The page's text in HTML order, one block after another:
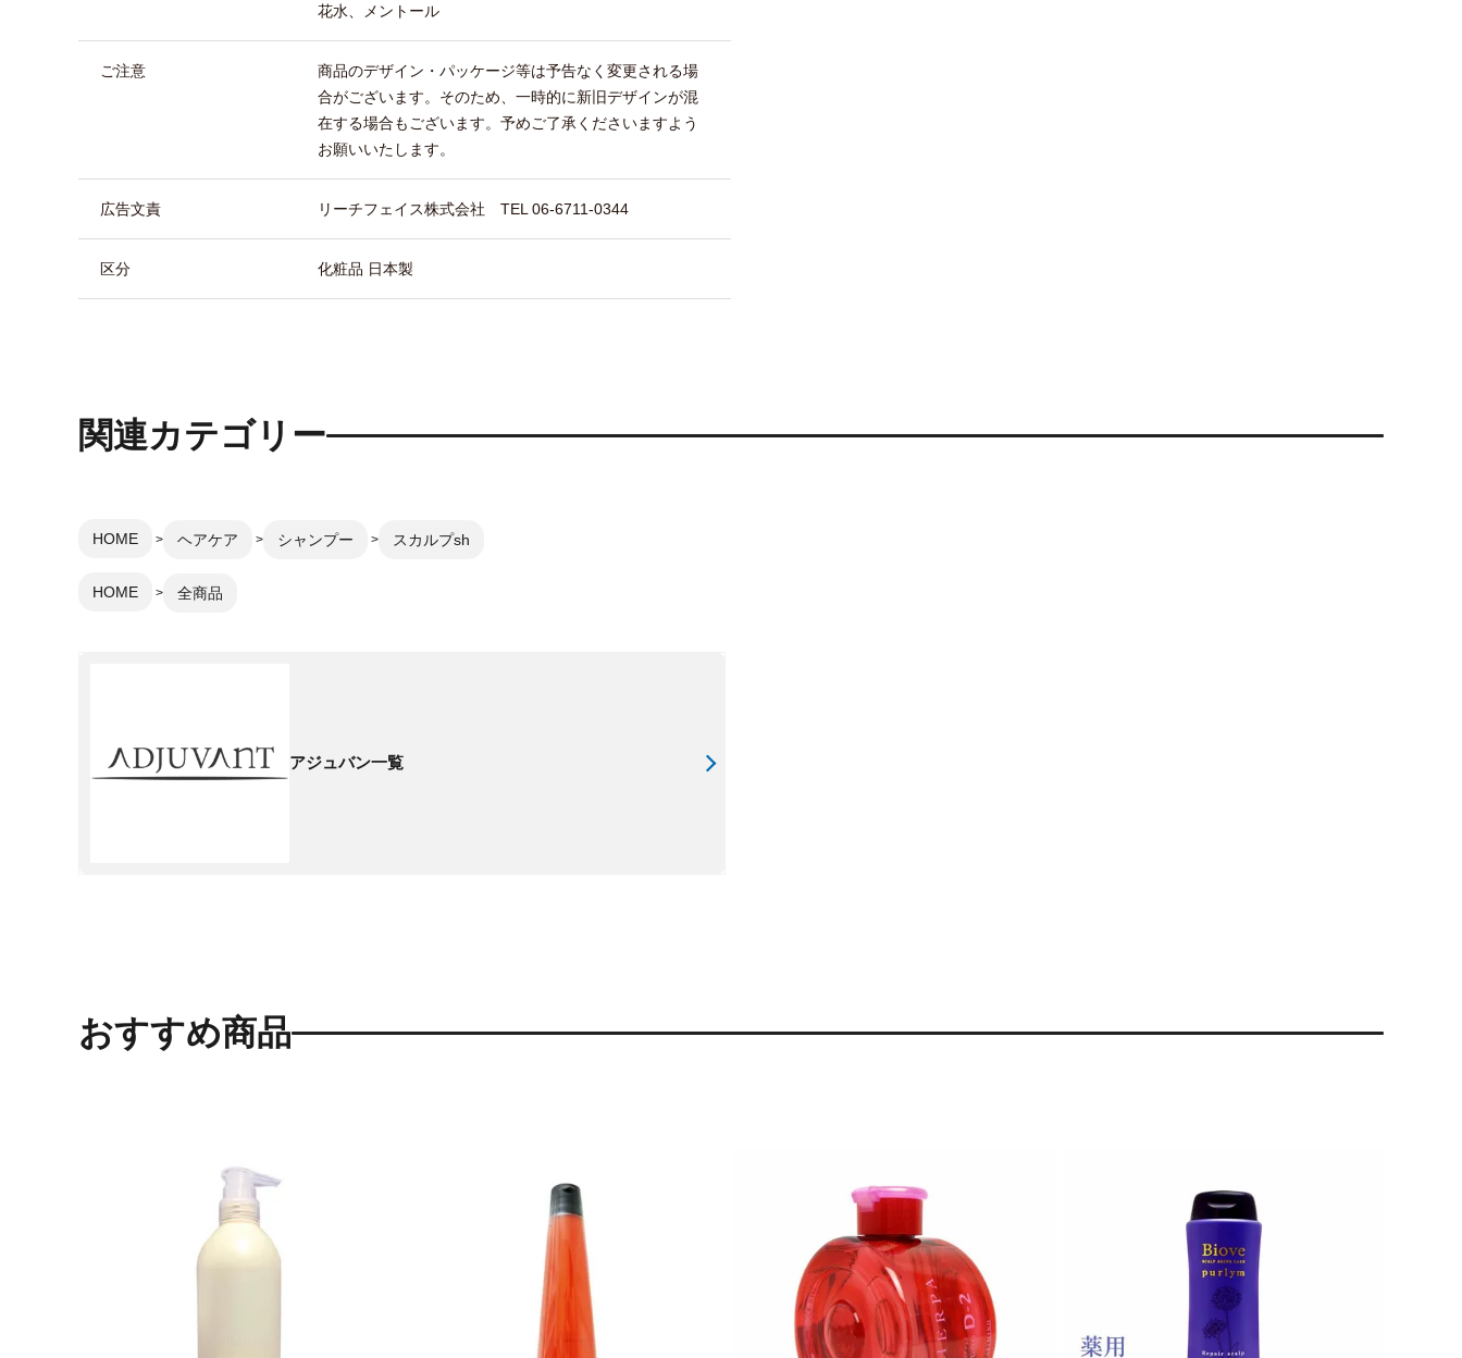
花水、メントール
ご注意
商品のデザイン・パッケージ等は予告なく変更される場
合がございます。そのため、一時的に新旧デザインが混
在する場合もございます。予めご了承くださいますよう
お願いいたします。
広告文責 リーチフェイス株式会社 TEL 06-6711-0344
区分 化粧品 日本製
関連カテゴリー
HOME ヘアケア シャンプー スカルプsh
HOME 全商品
アジュバン一覧
おすすめ商品